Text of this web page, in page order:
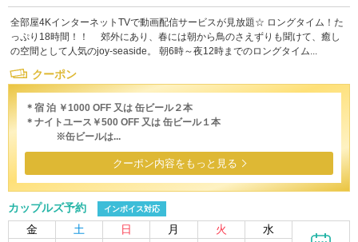
全部屋4KインターネットTVで動画配信サービスが見放題☆ ロングタイム！た
っぷり18時間！！ 郊外にあり、春には朝から鳥のさえずりも聞けて、癒し
の空間として人気のjoy-seaside。 朝6時～夜12時までのロングタイム...
クーポン
＊宿 泊 ￥1000 OFF 又は 缶ビール２本
＊ナイトユース￥500 OFF 又は 缶ビール１本
※缶ビールは...
クーポン内容をもっと見る
カップルズ予約 インボイス対応
金 土 日 月 火 水